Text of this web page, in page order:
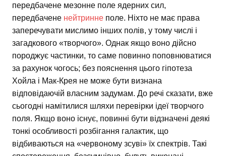
передбачене мезонне поле ядерних сил,
передбачене нейтринне поле. Ніхто не має права
заперечувати мислимо інших полів, у тому числі і
загадкового «творчого». Однак якщо воно дійсно
породжує частинки, то саме повинно поповнюватися
за рахунок чогось; без пояснення цього гіпотеза
Хойла і Мак-Крея не може бути визнана
відповідаючій власним задумам. До речі сказати, вже
сьогодні намітилися шляхи перевірки ідеї творчого
поля. Якщо воно існує, повинні бути відзначені деякі
тонкі особливості розбігання галактик, що
відбиваються на «червоному зсуві» їх спектрів. Такі